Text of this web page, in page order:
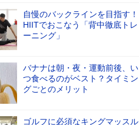
自慢のバックラインを目指す！
HIITでおこなう「背中徹底トレ
ーニング」
バナナは朝・夜・運動前後、い
つ食べるのがベスト？タイミン
グごとのメリット
ゴルフに必須なキングマッスル